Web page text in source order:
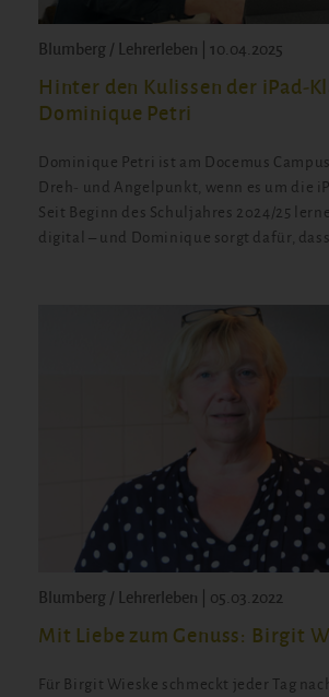
Blumberg / Lehrerleben | 10.04.2025
Hinter den Kulissen der iPad-
Dominique Petri
Dominique Petri ist am Docemus
Dreh- und Angelpunkt, wenn es um die
Seit Beginn des Schuljahres 2024/25
digital – und Dominique sorgt dafür,
Blumberg / Lehrerleben | 05.03.2022
Mit Liebe zum Genuss: Birgit
Für Birgit Wieske schmeckt jeder Tag